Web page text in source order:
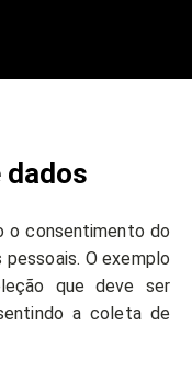
o consentimento do
O exemplo
que deve ser
a coleta de